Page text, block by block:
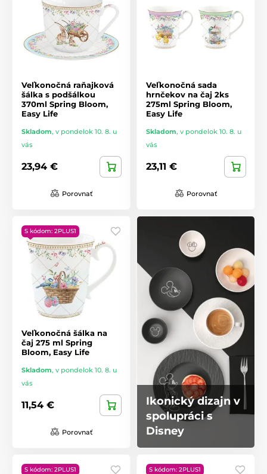
Veľkonočná raňajková
šálka s podšálkou
370ml Spring Bloom,
Easy Life
Skladom, v pondelok 10. 8. u
vás
23,94 €
Porovnať
Veľkonočná sada
hrnčekov na čaj 2ks
275ml Spring Bloom,
Easy Life
Skladom, v pondelok 10. 8. u
vás
23,11 €
Porovnať
S kódom: 2PLUS1
Veľkonočná šálka na
čaj 275 ml Spring
Bloom, Easy Life
Skladom, v pondelok 10. 8. u
vás
11,54 €
Porovnať
Ikonický dizajn v
spolupráci s
Disney
S kódom: 2PLUS1 S kódom: 2PLUS1